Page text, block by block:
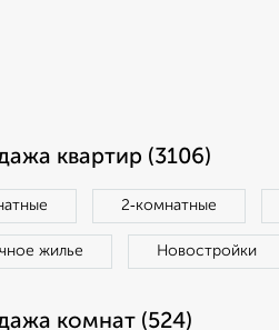
квартир (3106)
2‑комнатные
жилье Новостройки
комнат (524)